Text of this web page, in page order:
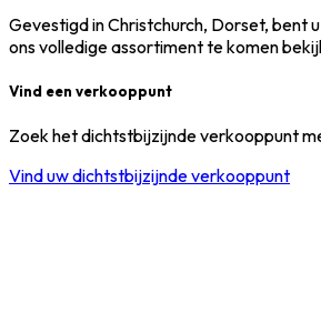
Gevestigd in Christchurch, Dorset, bent
ons volledige assortiment te komen
Vind een verkooppunt
Zoek het dichtstbijzijnde verkooppunt
Vind uw dichtstbijzijnde verkooppunt